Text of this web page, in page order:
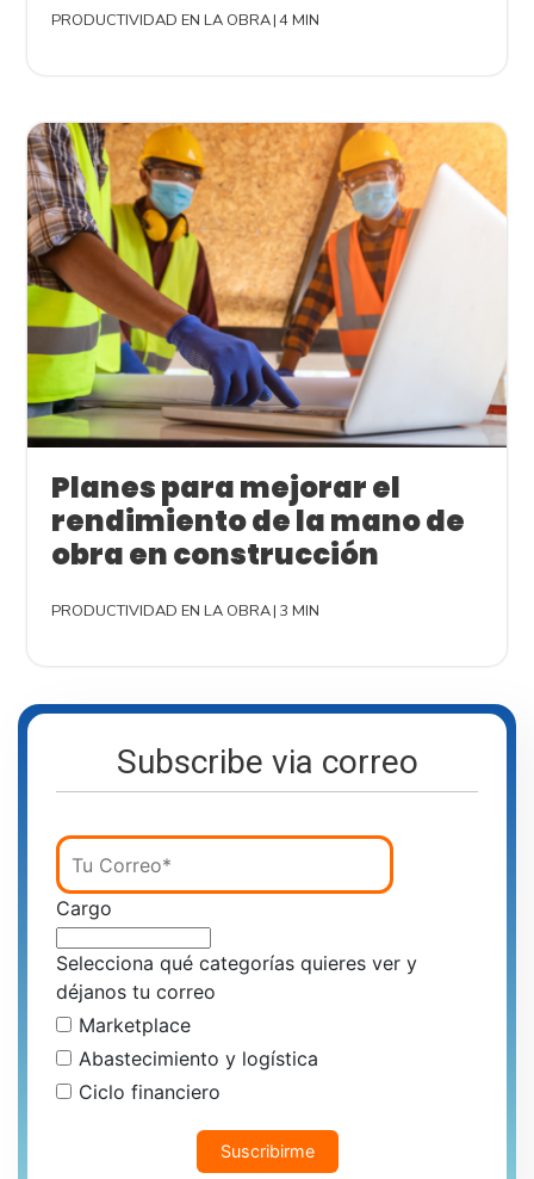
PRODUCTIVIDAD EN LA OBRA|4 MIN
Planes para mejorar el
rendimiento de la mano de
obra en construcción
PRODUCTIVIDAD EN LA OBRA| 3 MIN
Subscribe via correo
Cargo
Selecciona qué categorías quieres ver y
déjanos tu correo
Marketplace
Abastecimiento y logística
Ciclo financiero